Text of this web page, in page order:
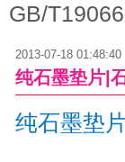
GB/
2013-07-18 01:48:40
纯石墨垫片|
纯石墨垫